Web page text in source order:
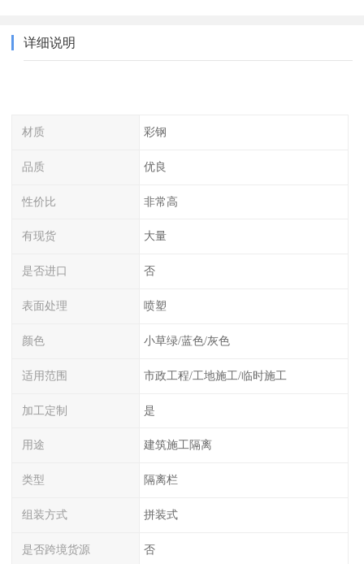
详细说明
材质 彩钢
品质 优良
性价比 非常高
有现货 大量
是否进口 否
表面处理 喷塑
颜色 小草绿/蓝色/灰色
适用范围 市政工程/工地施工/临时施工
加工定制 是
用途 建筑施工隔离
类型 隔离栏
组装方式 拼装式
是否跨境货源 否